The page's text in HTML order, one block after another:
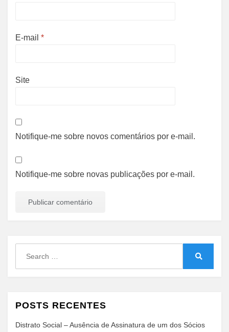
E-mail *
Site
Notifique-me sobre novos comentários por e-mail.
Notifique-me sobre novas publicações por e-mail.
POSTS RECENTES
Distrato Social – Ausência de Assinatura de um dos Sócios